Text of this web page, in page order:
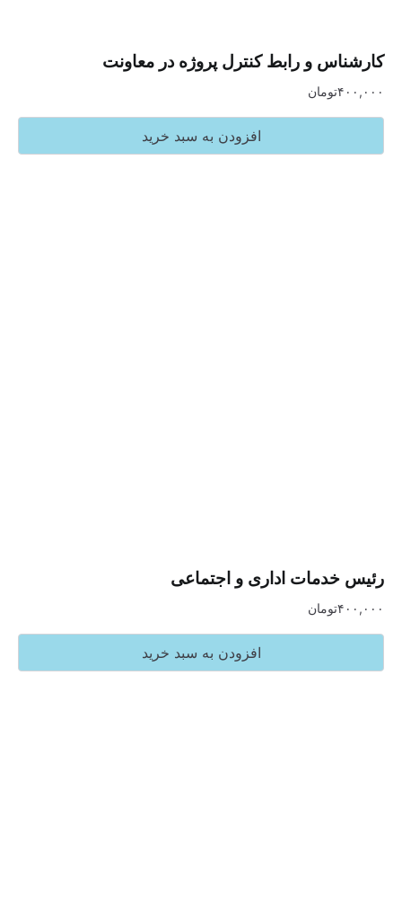
و رابط کنترل پروژه در معاونت
تومان
افزودن به سبد خرید
اداری و اجتماعی
تومان
افزودن به سبد خرید